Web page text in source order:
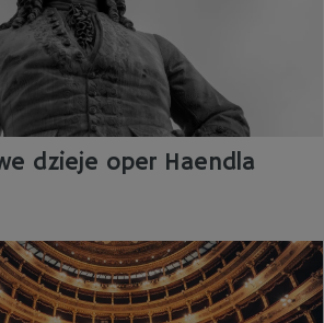
dzieje oper Haendla